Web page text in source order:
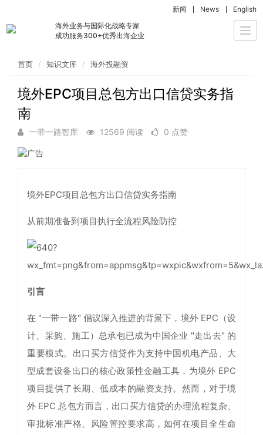
海外业务与国际化战略专家
成功服务300+优秀出海企业
新闻 News English
首页 知识文库 海外投融资
境外EPC项目总包方出口信贷实务指
南
一带一路智库 12569 阅读 0 点赞
境外EPC项目总包方出口信贷实务指南
从前期准备到项目执行全流程风险防控
引言
在 "一带一路" 倡议深入推进的背景下，境外 EPC（设
计、采购、施工）总承包已成为中国企业 "走出去" 的
重要模式。出口买方信贷作为支持中国机电产品、大
型成套设备出口的核心政策性金融工具，为境外 EPC
项目提供了长期、低成本的融资支持。然而，对于境
外 EPC 总包方而言，出口买方信贷的办理流程复杂、
审批标准严格、风险管控要求高，如何在项目全生命